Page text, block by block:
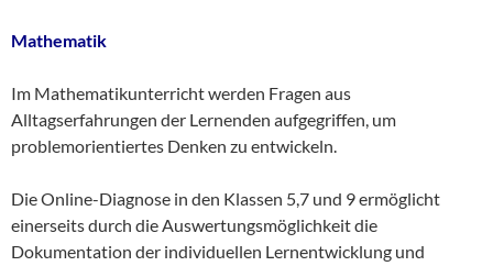
Mathematik
Im Mathematikunterricht werden Fragen aus
Alltagserfahrungen der Lernenden aufgegriffen, um
problemorientiertes Denken zu entwickeln.
Die Online-Diagnose in den Klassen 5,7 und 9 ermöglicht
einerseits durch die Auswertungsmöglichkeit die
Dokumentation der individuellen Lernentwicklung und